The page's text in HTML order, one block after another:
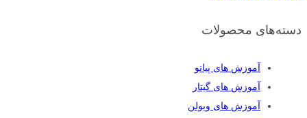
دسته‌های محصولات
آموزش های پیانو
آموزش های گیتار
آموزش های ویولن